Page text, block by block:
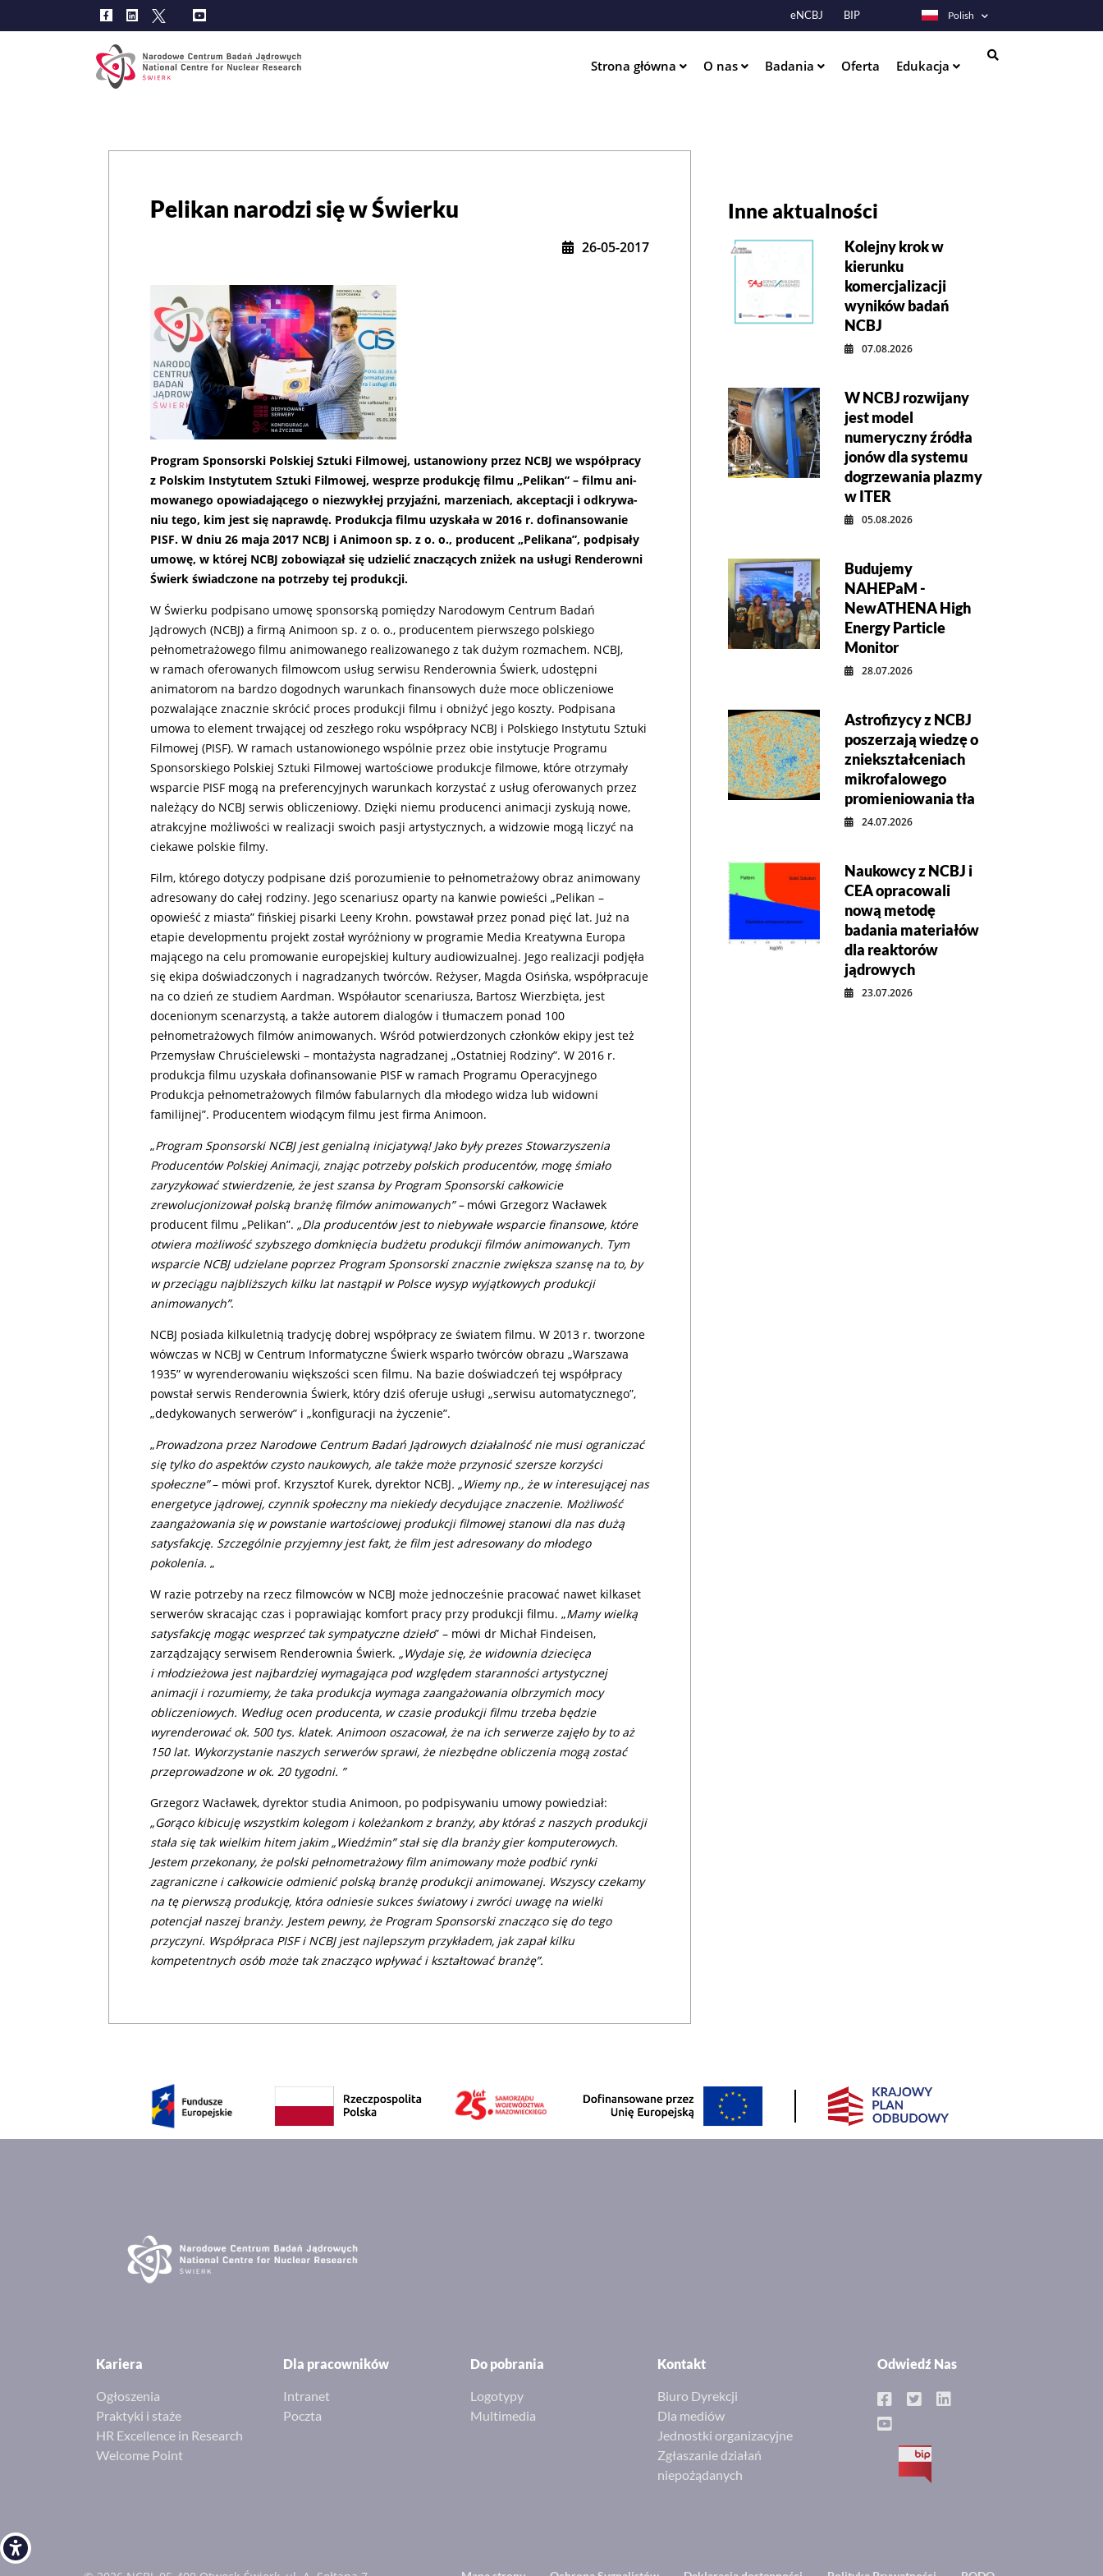
Open toolbar
eNCBJ BIP Polish
Strona główna O nas Badania Oferta Edukacja
Pelikan narodzi się w Świerku
26-05-2017
Pro­gram Spon­sor­ski Pol­skiej Sztu­ki Fil­mo­wej, usta­no­wio­ny przez NCBJ we współ­pra­cy
z Pol­skim In­sty­tu­tem Sztu­ki Fil­mo­wej, wes­prze pro­duk­cję fil­mu „Pe­li­kan” – fil­mu ani­
mo­wa­ne­go opo­wia­da­ją­ce­go o nie­zwy­kłej przy­jaź­ni, ma­rze­niach, ak­cep­ta­cji i od­kry­wa­
niu te­go, kim jest się na­praw­dę. Pro­duk­cja fil­mu uzy­ska­ła w 2016 r. do­fi­nan­so­wa­nie
PISF. W dniu 26 ma­ja 2017 NCBJ i Ani­mo­on sp. z o. o., pro­du­cent „Pe­li­ka­na”, pod­pi­sa­ły
umo­wę, w któ­rej NCBJ zo­bo­wią­zał się udzie­lić zna­czą­cych zni­żek na usłu­gi Ren­de­row­ni
Świerk świad­czo­ne na po­trze­by tej pro­duk­cji.
W Świerku podpisano umowę sponsorską pomiędzy Narodowym Centrum Badań
Jądrowych (NCBJ) a firmą Animoon sp. z o. o., producentem pierwszego polskiego
pełnometrażowego filmu animowanego realizowanego z tak dużym rozmachem. NCBJ,
w ramach oferowanych filmowcom usług serwisu Renderownia Świerk, udostępni
animatorom na bardzo dogodnych warunkach finansowych duże moce obliczeniowe
pozwalające znacznie skrócić proces produkcji filmu i obniżyć jego koszty. Podpisana
umowa to element trwającej od zeszłego roku współpracy NCBJ i Polskiego Instytutu Sztuki
Filmowej (PISF). W ramach ustanowionego wspólnie przez obie instytucje Programu
Sponsorskiego Polskiej Sztuki Filmowej wartościowe produkcje filmowe, które otrzymały
wsparcie PISF mogą na preferencyjnych warunkach korzystać z usług oferowanych przez
należący do NCBJ serwis obliczeniowy. Dzięki niemu producenci animacji zyskują nowe,
atrakcyjne możliwości w realizacji swoich pasji artystycznych, a widzowie mogą liczyć na
ciekawe polskie filmy.
Film, którego dotyczy podpisane dziś porozumienie to pełnometrażowy obraz animowany
adresowany do całej rodziny. Jego scenariusz oparty na kanwie powieści „Pelikan –
opowieść z miasta” fińskiej pisarki Leeny Krohn. powstawał przez ponad pięć lat. Już na
etapie developmentu projekt został wyróżniony w programie Media Kreatywna Europa
mającego na celu promowanie europejskiej kultury audiowizualnej. Jego realizacji podjęła
się ekipa doświadczonych i nagradzanych twórców. Reżyser, Magda Osińska, współpracuje
na co dzień ze studiem Aardman. Współautor scenariusza, Bartosz Wierzbięta, jest
docenionym scenarzystą, a także autorem dialogów i tłumaczem ponad 100
pełnometrażowych filmów animowanych. Wśród potwierdzonych członków ekipy jest też
Przemysław Chruścielewski – montażysta nagradzanej „Ostatniej Rodziny”. W 2016 r.
produkcja filmu uzyskała dofinansowanie PISF w ramach Programu Operacyjnego
Produkcja pełnometrażowych filmów fabularnych dla młodego widza lub widowni
familijnej”. Producentem wiodącym filmu jest firma Animoon.
„Program Sponsorski NCBJ jest genialną inicjatywą! Jako były prezes Stowarzyszenia
Producentów Polskiej Animacji, znając potrzeby polskich producentów, mogę śmiało
zaryzykować stwierdzenie, że jest szansa by Program Sponsorski całkowicie
zrewolucjonizował polską branżę filmów animowanych” –mówi Grzegorz Wacławek
producent filmu „Pelikan”. „Dla producentów jest to niebywałe wsparcie finansowe, które
otwiera możliwość szybszego domknięcia budżetu produkcji filmów animowanych. Tym
wsparcie NCBJ udzielane poprzez Program Sponsorski znacznie zwiększa szansę na to, by
w przeciągu najbliższych kilku lat nastąpił w Polsce wysyp wyjątkowych produkcji
animowanych”.
NCBJ posiada kilkuletnią tradycję dobrej współpracy ze światem filmu. W 2013 r. tworzone
wówczas w NCBJ w Centrum Informatyczne Świerk wsparło twórców obrazu „Warszawa
1935” w wyrenderowaniu większości scen filmu. Na bazie doświadczeń tej współpracy
powstał serwis Renderownia Świerk, który dziś oferuje usługi „serwisu automatycznego”,
„dedykowanych serwerów” i „konfiguracji na życzenie”.
„Prowadzona przez Narodowe Centrum Badań Jądrowych działalność nie musi ograniczać
się tylko do aspektów czysto naukowych, ale także może przynosić szersze korzyści
społeczne”– mówi prof. Krzysztof Kurek, dyrektor NCBJ. „Wiemy np., że w interesującej nas
energetyce jądrowej, czynnik społeczny ma niekiedy decydujące znaczenie. Możliwość
zaangażowania się w powstanie wartościowej produkcji filmowej stanowi dla nas dużą
satysfakcję. Szczególnie przyjemny jest fakt, że film jest adresowany do młodego
pokolenia. „
W razie potrzeby na rzecz filmowców w NCBJ może jednocześnie pracować nawet kilkaset
serwerów skracając czas i poprawiając komfort pracy przy produkcji filmu. „Mamy wielką
satysfakcję mogąc wesprzeć tak sympatyczne dzieło” – mówi dr Michał Findeisen,
zarządzający serwisem Renderownia Świerk. „Wydaje się, że widownia dziecięca
i młodzieżowa jest najbardziej wymagająca pod względem staranności artystycznej
animacji i rozumiemy, że taka produkcja wymaga zaangażowania olbrzymich mocy
obliczeniowych. Według ocen producenta, w czasie produkcji filmu trzeba będzie
wyrenderować ok. 500 tys. klatek. Animoon oszacował, że na ich serwerze zajęło by to aż
150 lat. Wykorzystanie naszych serwerów sprawi, że niezbędne obliczenia mogą zostać
przeprowadzone w ok. 20 tygodni. ”
Grzegorz Wacławek, dyrektor studia Animoon, po podpisywaniu umowy powiedział:
„Gorąco kibicuję wszystkim kolegom i koleżankom z branży, aby któraś z naszych produkcji
stała się tak wielkim hitem jakim „Wiedźmin” stał się dla branży gier komputerowych.
Jestem przekonany, że polski pełnometrażowy film animowany może podbić rynki
zagraniczne i całkowicie odmienić polską branżę produkcji animowanej. Wszyscy czekamy
na tę pierwszą produkcję, która odniesie sukces światowy i zwróci uwagę na wielki
potencjał naszej branży. Jestem pewny, że Program Sponsorski znacząco się do tego
przyczyni. Współpraca PISF i NCBJ jest najlepszym przykładem, jak zapał kilku
kompetentnych osób może tak znacząco wpływać i kształtować branżę”.
Inne aktualności
Kolejny krok w
kierunku
komercjalizacji
wyników badań
NCBJ
07.08.2026
W NCBJ rozwijany
jest model
numeryczny źródła
jonów dla systemu
dogrzewania plazmy
w ITER
05.08.2026
Budujemy
NAHEPaM -
NewATHENA High
Energy Particle
Monitor
28.07.2026
Astrofizycy z NCBJ
poszerzają wiedzę o
zniekształceniach
mikrofalowego
promieniowania tła
24.07.2026
Naukowcy z NCBJ i
CEA opracowali
nową metodę
badania materiałów
dla reaktorów
jądrowych
23.07.2026
Kariera
Ogłoszenia
Praktyki i staże
HR Excellence in Research
Welcome Point
Dla pracowników
Intranet
Poczta
Do pobrania
Logotypy
Multimedia
Kontakt
Biuro Dyrekcji
Dla mediów
Jednostki organizacyjne
Zgłaszanie działań
niepożądanych
Odwiedź Nas
BIP